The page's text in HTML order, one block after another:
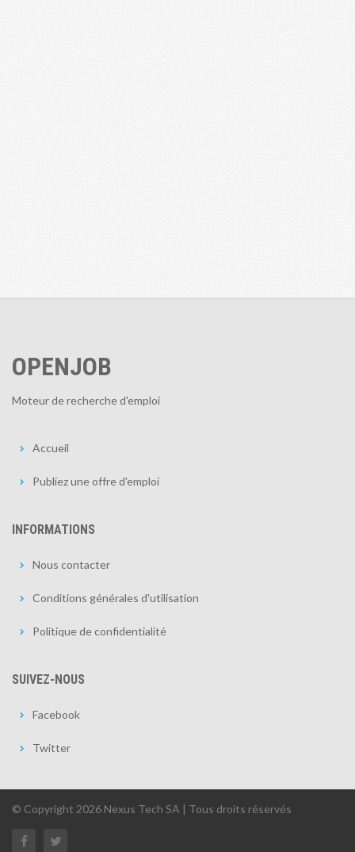
OPENJOB
Moteur de recherche d'emploi
Accueil
Publiez une offre d'emploi
INFORMATIONS
Nous contacter
Conditions générales d'utilisation
Politique de confidentialité
SUIVEZ-NOUS
Facebook
Twitter
© Copyright 2026 Nexus Tech SA | Tous droits réservés